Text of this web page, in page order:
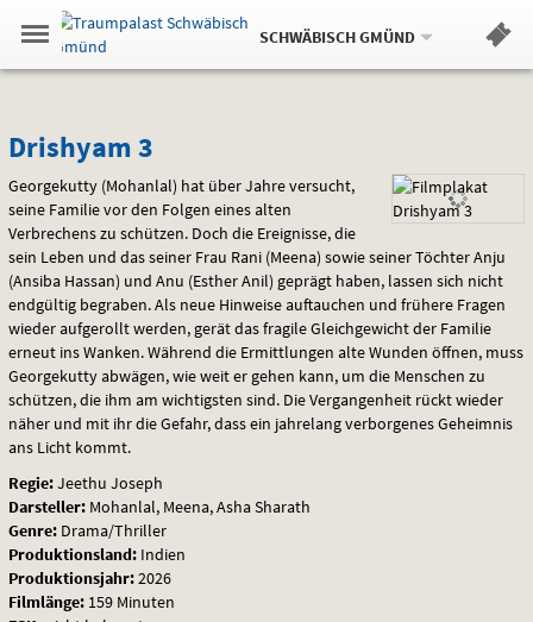
Springe
zum
,zum
.
Navigation
Menü
Gehe
zur
Standortauswahl
Standort:
SCHWÄBISCH GMÜND.
Weitere
Hinweis
Drishyam
3
Drishyam 3
Georgekutty (Mohanlal) hat über Jahre versucht,
seine Familie vor den Folgen eines alten
Verbrechens zu schützen. Doch die Ereignisse, die
sein Leben und das seiner Frau Rani (Meena) sowie seiner Töchter Anju
(Ansiba Hassan) und Anu (Esther Anil) geprägt haben, lassen sich nicht
endgültig begraben. Als neue Hinweise auftauchen und frühere Fragen
wieder aufgerollt werden, gerät das fragile Gleichgewicht der Familie
erneut ins Wanken. Während die Ermittlungen alte Wunden öffnen, muss
Georgekutty abwägen, wie weit er gehen kann, um die Menschen zu
schützen, die ihm am wichtigsten sind. Die Vergangenheit rückt wieder
näher und mit ihr die Gefahr, dass ein jahrelang verborgenes Geheimnis
ans Licht kommt.
Regie:Jeethu Joseph
Darsteller: Mohanlal, Meena, Asha Sharath
Genre: Drama/Thriller
Produktionsland: Indien
Produktionsjahr:2026
Filmlänge: 159 Minuten